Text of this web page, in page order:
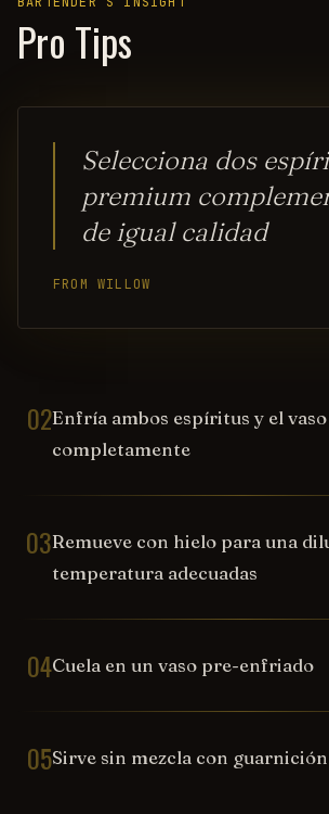
Pro Tips
Selecciona dos
premium
de igual calidad
FROM WILLOW
02Enfría ambos espíritus y el
completamente
03Remueve con hielo para una
temperatura adecuadas
04Cuela en un vaso pre-enfriado
05Sirve sin mezcla con